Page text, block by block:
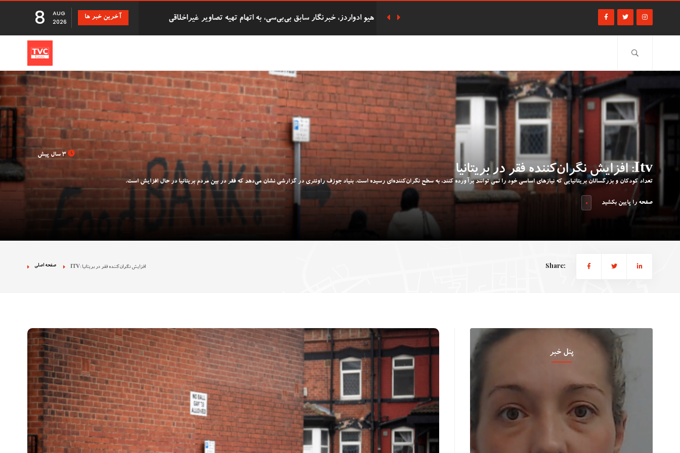
8
AUG
2026
آخرین خبر ها دزد سریالی که با درخواست بازپرداخت اقلام دزدیده شده 500,000
دفاع ریچل ریوز از حذف پرداخت‌های سوخت زمستانی
دانشجوی 62 ساله دانشگاه بریستول با 41 سال تأخیر اجازه فارغ
التحصیلی در همان روز با پسرش را گرفت. شرکت بزرگ توزیع Evri قصد استخدام ۹۰۰۰ نیروی کار جدید در
بریتانیا را دارد دستگیری هشت فعال 'Just Stop Oil' در فرودگاه گاتویک پس از
هیو ادواردز، خبرنگار سابق بی‌بی‌سی، به اتهام تهیه تصاویر غیراخلاقی
کودکان به دادگاه احضار شد
3 سال پیش
Itv: افزایش نگران‌کننده فقر در بریتانیا
تعداد کودکان و بزرگسالان بریتانیایی که نیازهای اساسی خود را نمی توانند برآورده کنند، به سطح نگران‌کننده‌ای رسیده است. بنیاد جوزف راونتری در گزارشی نشان می‌دهد که فقر در بین مردم بریتانیا در حال افزایش است.
صفحه را پایین بکشید
صفحه اصلی ITV: افزایش نگران‌کننده فقر در بریتانیا Share:
پنل خبر